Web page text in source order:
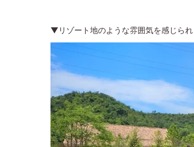
▼リゾート地のような雰囲気を感じら